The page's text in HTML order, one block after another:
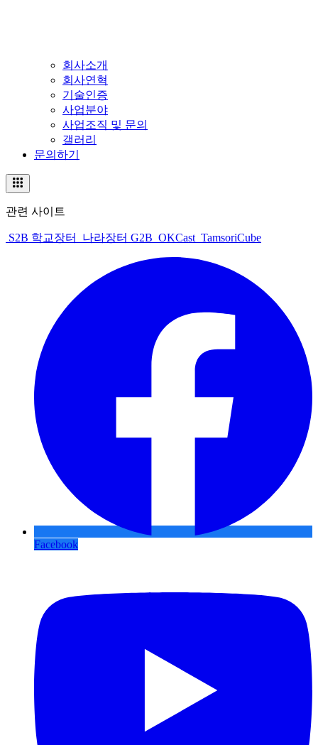
회사소개
회사연혁
기술인증
사업분야
사업조직 및 문의
갤러리
문의하기
관련 사이트
S2B 학교장터 나라장터 G2B OKCast TamsoriCube
Facebook